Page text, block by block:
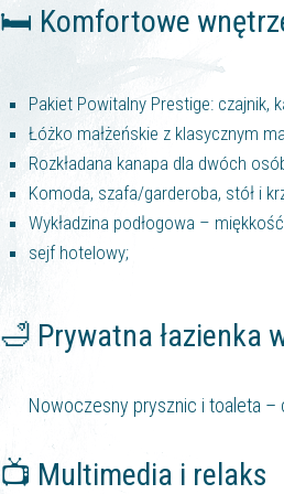
🛏 Komfortowe
Pakiet Powitalny Prestige: czajnik,
Łóżko małżeńskie z klasycznym
Rozkładana kanapa dla dwóch
Komoda, szafa/garderoba, stół i
Wykładzina podłogowa –
sejf hotelowy;
🛁 Prywatna łazienka
Nowoczesny prysznic i toaleta –
📺 Multimedia i relaks